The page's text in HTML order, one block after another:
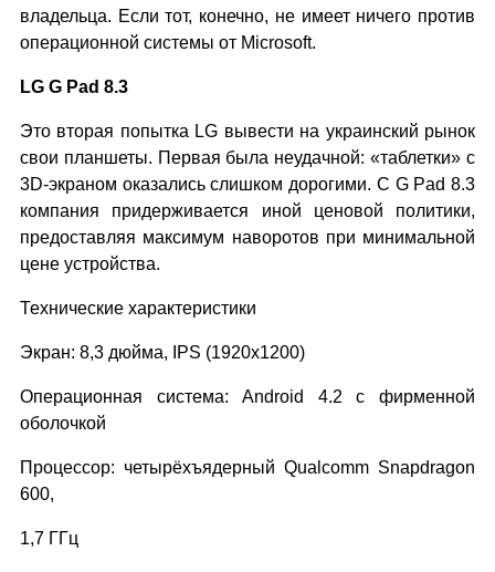
владельца. Если тот, конечно, не имеет ничего против
операционной системы от Microsoft.
LG G Pad 8.3
Это вторая попытка LG вывести на украинский рынок
свои планшеты. Первая была неудачной: «таблетки» с
3D-экраном оказались слишком дорогими. С G Pad 8.3
компания придерживается иной ценовой политики,
предоставляя максимум наворотов при минимальной
цене устройства.
Технические характеристики
Экран: 8,3 дюйма, IPS (1920x1200)
Операционная система: Android 4.2 с фирменной
оболочкой
Процессор: четырёхъядерный Qualcomm Snapdragon
600,
1,7 ГГц